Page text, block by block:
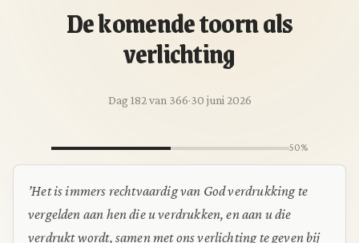
De komende toorn als
verlichting
Dag 182 van 366·30 juni 2026
50%
’Het is immers rechtvaardig van God verdrukking te
vergelden aan hen die u verdrukken, en aan u die
verdrukt wordt, samen met ons verlichting te geven bij